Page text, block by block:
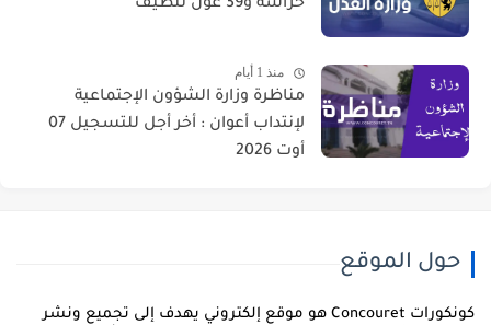
حراسة و39 عون تنظيف
منذ 1 أيام
مناظرة وزارة الشؤون الإجتماعية
لإنتداب أعوان : أخر أجل للتسجيل 07
أوت 2026
حول الموقع
كونكورات Concouret هو موقع إلكتروني يهدف إلى تجميع ونشر